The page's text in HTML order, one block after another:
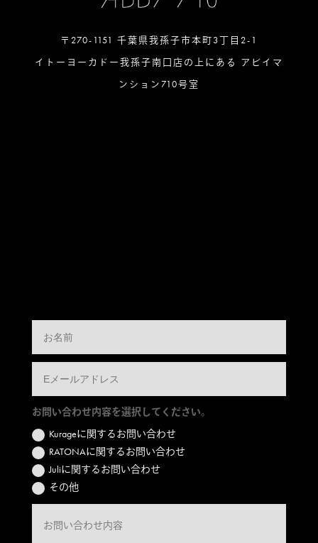
〒270-1151 千葉県我孫子市本町3丁目2-1
イトーヨーカドー我孫子南口店の上にある アビイマ
ンション710号室
お問い合わせ内容を選択してください。
Kurageに関するお問い合わせ
RATONAに関するお問い合わせ
Juliに関するお問い合わせ
その他